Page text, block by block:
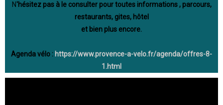
N'hésitez pas à le consulter pour toutes informations , parcours,
restaurants, gites, hôtel
et bien plus encore.
Agenda vélo : https://www.provence-a-velo.fr/agenda/offres-8-
1.html